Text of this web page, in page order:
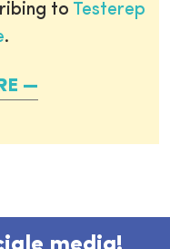
to Testerep
.